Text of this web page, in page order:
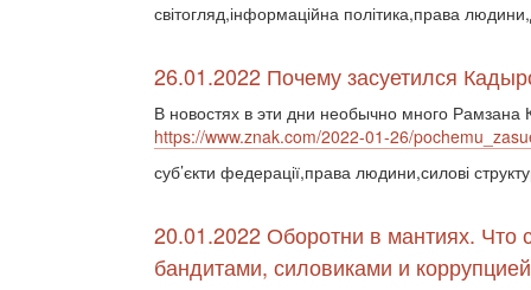
світогляд,інформаційна політика,права
26.01.2022 Почему засуетился
В новостях в эти дни необычно много Рамзана
https://www.znak.com/2022-01-26/
суб’єкти федерації,права людини,силові
20.01.2022 Оборотни в мантиях. Что
бандитами, силовиками и коррупцией